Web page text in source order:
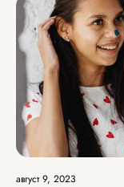
август 9, 2023